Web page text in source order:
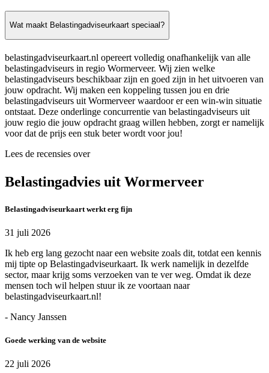
Wat maakt Belastingadviseurkaart speciaal?
belastingadviseurkaart.nl opereert volledig onafhankelijk van alle
belastingadviseurs in regio Wormerveer. Wij zien welke
belastingadviseurs beschikbaar zijn en goed zijn in het uitvoeren van
jouw opdracht. Wij maken een koppeling tussen jou en drie
belastingadviseurs uit Wormerveer waardoor er een win-win situatie
ontstaat. Deze onderlinge concurrentie van belastingadviseurs uit
jouw regio die jouw opdracht graag willen hebben, zorgt er namelijk
voor dat de prijs een stuk beter wordt voor jou!
Lees de recensies over
Belastingadvies uit Wormerveer
Belastingadviseurkaart werkt erg fijn
31 juli 2026
Ik heb erg lang gezocht naar een website zoals dit, totdat een kennis
mij tipte op Belastingadviseurkaart. Ik werk namelijk in dezelfde
sector, maar krijg soms verzoeken van te ver weg. Omdat ik deze
mensen toch wil helpen stuur ik ze voortaan naar
belastingadviseurkaart.nl!
- Nancy Janssen
Goede werking van de website
22 juli 2026